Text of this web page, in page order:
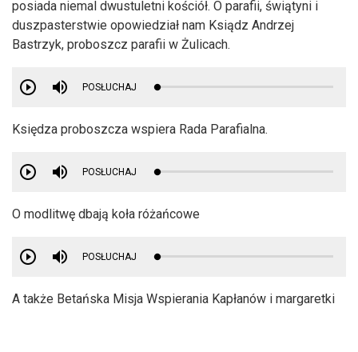
posiada niemal dwustuletni kościół. O parafii, świątyni i
duszpasterstwie opowiedział nam Ksiądz Andrzej
Bastrzyk, proboszcz parafii w Żulicach.
POSŁUCHAJ
Księdza proboszcza wspiera Rada Parafialna.
POSŁUCHAJ
O modlitwę dbają koła różańcowe
POSŁUCHAJ
A także Betańska Misja Wspierania Kapłanów i margaretki